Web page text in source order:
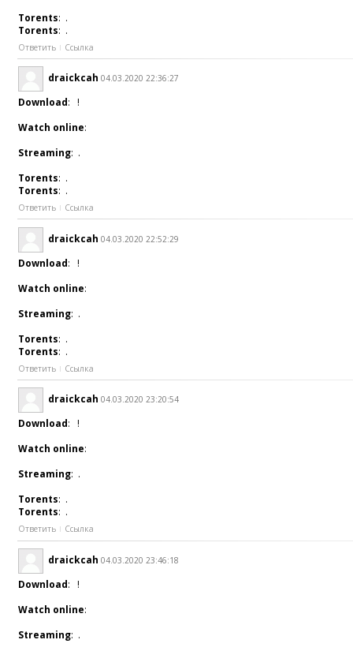
Torents: .
Torents: .
Ответить Ссылка
draickcah 04.03.2020 22:36:27
Download: !
Watch online:
Streaming: .
Torents: .
Torents: .
Ответить Ссылка
draickcah 04.03.2020 22:52:29
Download: !
Watch online:
Streaming: .
Torents: .
Torents: .
Ответить Ссылка
draickcah 04.03.2020 23:20:54
Download: !
Watch online:
Streaming: .
Torents: .
Torents: .
Ответить Ссылка
draickcah 04.03.2020 23:46:18
Download: !
Watch online:
Streaming: .